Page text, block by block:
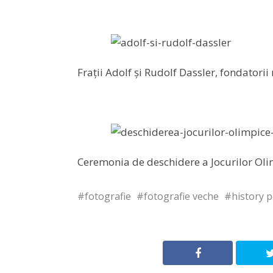
Frații Adolf și Rudolf Dassler,
Ceremonia de deschidere a Jocurilor
fotografie fotografie veche history